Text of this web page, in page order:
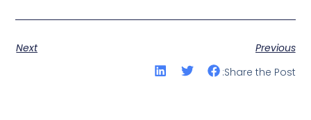
Previous
Next
Share the Post: